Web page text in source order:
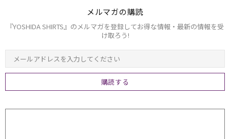
メルマガの​購読
『YOSHIDA SHIRTS』のメルマガを登録してお得な情報・最新の情報を受
け取ろう!